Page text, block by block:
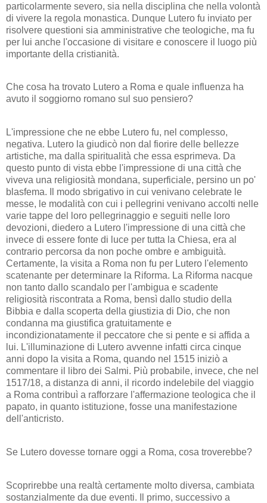
particolarmente severo, sia nella disciplina che nella volontà
di vivere la regola monastica. Dunque Lutero fu inviato per
risolvere questioni sia amministrative che teologiche, ma fu
per lui anche l'occasione di visitare e conoscere il luogo più
importante della cristianità.
Che cosa ha trovato Lutero a Roma e quale influenza ha
avuto il soggiorno romano sul suo pensiero?
L'impressione che ne ebbe Lutero fu, nel complesso,
negativa. Lutero la giudicò non dal fiorire delle bellezze
artistiche, ma dalla spiritualità che essa esprimeva. Da
questo punto di vista ebbe l'impressione di una città che
viveva una religiosità mondana, superficiale, persino un po'
blasfema. Il modo sbrigativo in cui venivano celebrate le
messe, le modalità con cui i pellegrini venivano accolti nelle
varie tappe del loro pellegrinaggio e seguiti nelle loro
devozioni, diedero a Lutero l'impressione di una città che
invece di essere fonte di luce per tutta la Chiesa, era al
contrario percorsa da non poche ombre e ambiguità.
Certamente, la visita a Roma non fu per Lutero l'elemento
scatenante per determinare la Riforma. La Riforma nacque
non tanto dallo scandalo per l'ambigua e scadente
religiosità riscontrata a Roma, bensì dallo studio della
Bibbia e dalla scoperta della giustizia di Dio, che non
condanna ma giustifica gratuitamente e
incondizionatamente il peccatore che si pente e si affida a
lui. L'illuminazione di Lutero avvenne infatti circa cinque
anni dopo la visita a Roma, quando nel 1515 iniziò a
commentare il libro dei Salmi. Più probabile, invece, che nel
1517/18, a distanza di anni, il ricordo indelebile del viaggio
a Roma contribuì a rafforzare l'affermazione teologica che il
papato, in quanto istituzione, fosse una manifestazione
dell'anticristo.
Se Lutero dovesse tornare oggi a Roma, cosa troverebbe?
Scoprirebbe una realtà certamente molto diversa, cambiata
sostanzialmente da due eventi. Il primo, successivo a